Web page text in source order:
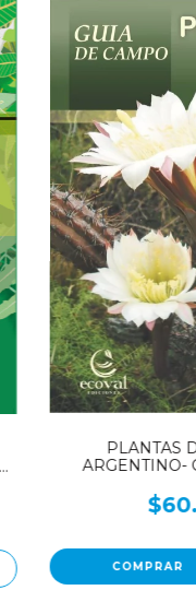
PLANTAS
ARGENTINO-